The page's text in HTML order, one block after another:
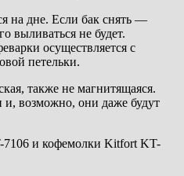
на дне. Если бак снять —
выливаться не будет.
осуществляется с
петельки.
также не магнитящаяся.
возможно, они даже будут